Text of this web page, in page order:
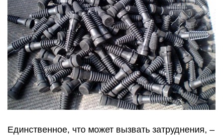
Единственное, что может вызвать затруднения, –